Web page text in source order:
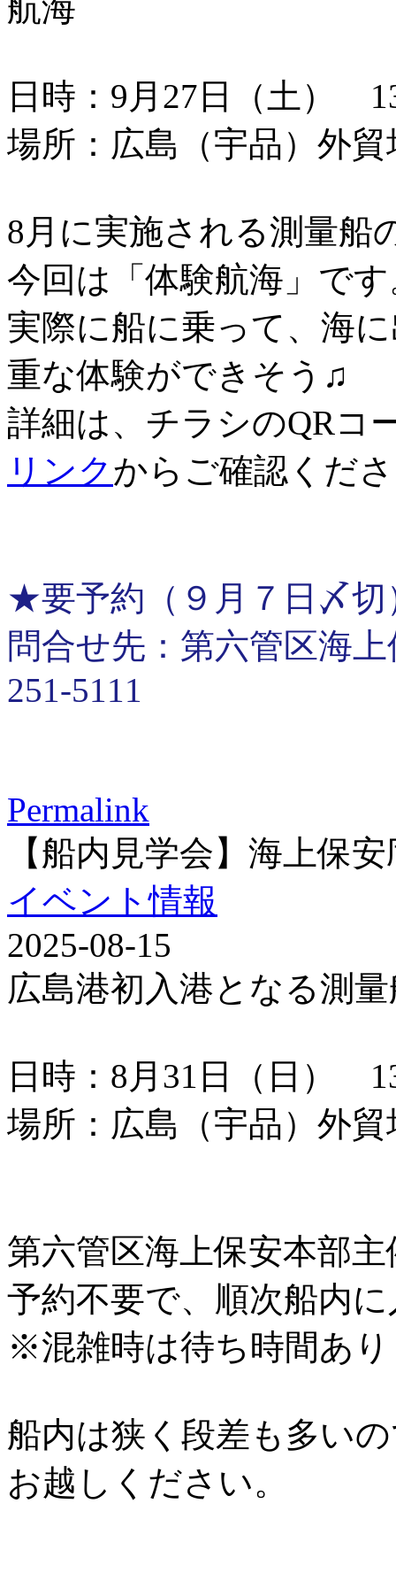
航海
日時：9月27日（土）
場所：広島（宇品）外
8月に実施される測量船
今回は「体験航海」で
実際に船に乗って、海
重な体験ができそう♫
詳細は、チラシのQRコ
リンクからご確認くだ
★要予約（９月７日〆切
問合せ先：第六管区海
251-5111
Permalink
【船内見学会】海上保
イベント情報
2025-08-15
広島港初入港となる測
日時：8月31日（日）
場所：広島（宇品）外
第六管区海上保安本部
予約不要で、順次船内
※混雑時は待ち時間あり
船内は狭く段差も多い
お越しください。